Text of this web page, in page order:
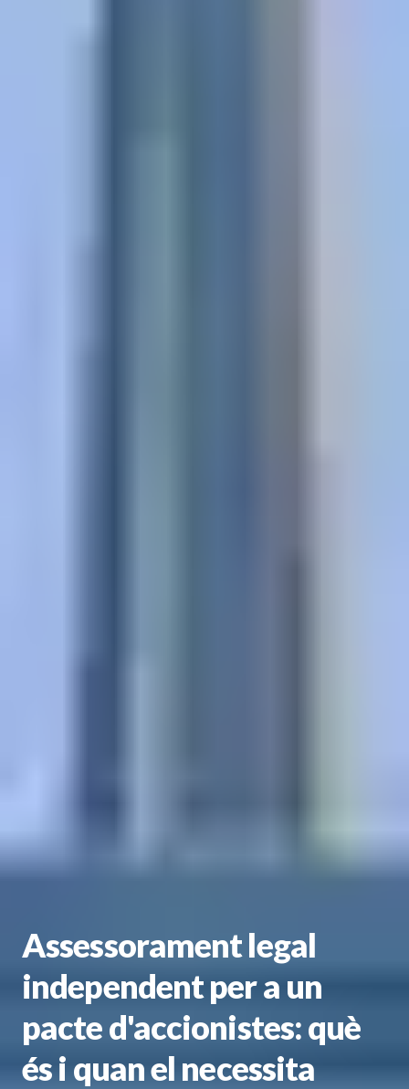
Assessorament legal
independent per a un
pacte d'accionistes: què
és i quan el necessita